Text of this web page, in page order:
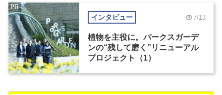
インタビュー 7/13
植物を主役に。パークスガーデ
ンの“残して磨く”リニューアル
プロジェクト（1）
PR